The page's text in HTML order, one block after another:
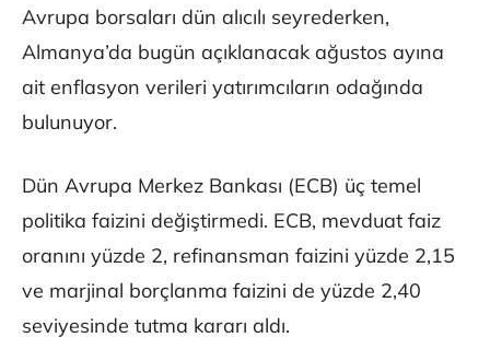
Avrupa borsaları dün alıcılı seyrederken,
Almanya’da bugün açıklanacak ağustos ayına
ait enflasyon verileri yatırımcıların odağında
bulunuyor.
Dün Avrupa Merkez Bankası (ECB) üç temel
politika faizini değiştirmedi. ECB, mevduat faiz
oranını yüzde 2, refinansman faizini yüzde 2,15
ve marjinal borçlanma faizini de yüzde 2,40
seviyesinde tutma kararı aldı.